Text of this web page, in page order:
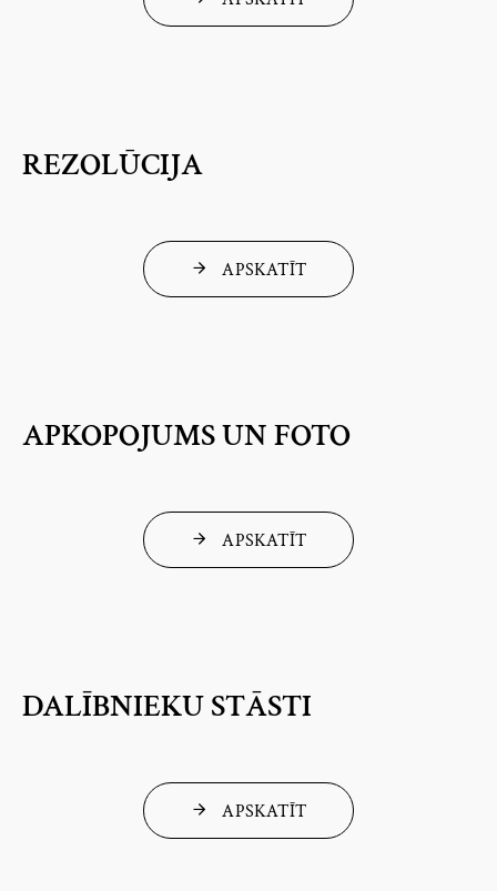
REZOLŪCIJA
APSKATĪT
APKOPOJUMS UN FOTO
APSKATĪT
DALĪBNIEKU STĀSTI
APSKATĪT